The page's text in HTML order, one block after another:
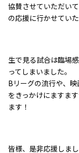
協賛させていただい
の応援に行かせてい
生で見る試合は臨場
ってしまいました。
Bリーグの流行や、
をきっかけにますま
ます！
皆様、是非応援しま